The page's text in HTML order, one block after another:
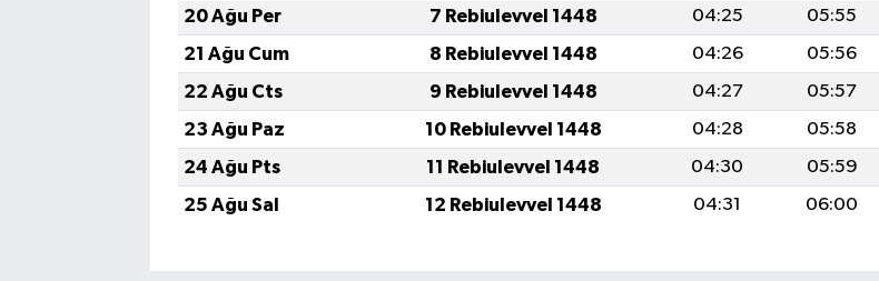
20 Ağu Per
7 Rebiulevvel 1448 04:25 05:55
21 Ağu Cum
8 Rebiulevvel 1448 04:26 05:56
22 Ağu Cts
9 Rebiulevvel 1448 04:27 05:57
23 Ağu Paz
10 Rebiulevvel 1448 04:28 05:58
24 Ağu Pts
11 Rebiulevvel 1448 04:30 05:59
25 Ağu Sal
12 Rebiulevvel 1448 04:31 06:00